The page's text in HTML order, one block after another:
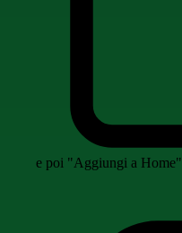
e poi "Aggiungi a Home"